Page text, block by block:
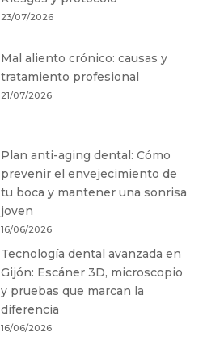
23/07/2026
Mal aliento crónico: causas y
tratamiento profesional
21/07/2026
Plan anti-aging dental: Cómo
prevenir el envejecimiento de
tu boca y mantener una sonrisa
joven
16/06/2026
Tecnología dental avanzada en
Gijón: Escáner 3D, microscopio
y pruebas que marcan la
diferencia
16/06/2026